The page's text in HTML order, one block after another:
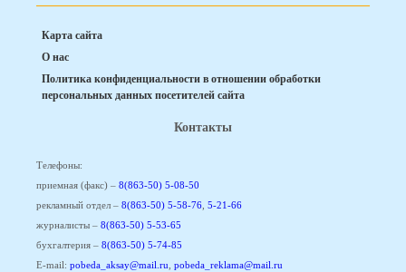
Карта сайта
О нас
Политика конфиденциальности в отношении обработки
персональных данных посетителей сайта
Контакты
Телефоны:
приемная (факс) – 8(863-50) 5-08-50
рекламный отдел – 8(863-50) 5-58-76, 5-21-66
журналисты – 8(863-50) 5-53-65
бухгалтерия – 8(863-50) 5-74-85
E-mail: pobeda_aksay@mail.ru, pobeda_reklama@mail.ru